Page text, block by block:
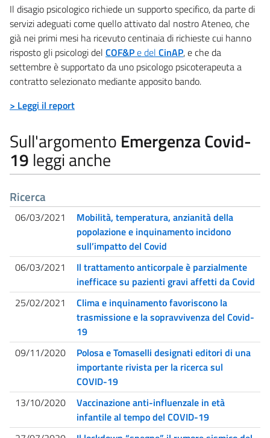
Il disagio psicologico richiede un supporto specifico, da parte di
servizi adeguati come quello attivato dal nostro Ateneo, che
già nei primi mesi ha ricevuto centinaia di richieste cui hanno
risposto gli psicologi del COF&Pe del CinAP, e che da
settembre è supportato da uno psicologo psicoterapeuta a
contratto selezionato mediante apposito bando.
> Leggi il report
Sull'argomento Emergenza Covid-
19 leggi anche
Ricerca
06/03/2021
Mobilità, temperatura, anzianità della
popolazione e inquinamento incidono
sull’impatto del Covid
06/03/2021
Il trattamento anticorpale è parzialmente
inefficace su pazienti gravi affetti da Covid
25/02/2021
Clima e inquinamento favoriscono la
trasmissione e la sopravvivenza del Covid-
19
09/11/2020
Polosa e Tomaselli designati editori di una
importante rivista per la ricerca sul
COVID-19
13/10/2020
Vaccinazione anti-influenzale in età
infantile al tempo del COVID-19